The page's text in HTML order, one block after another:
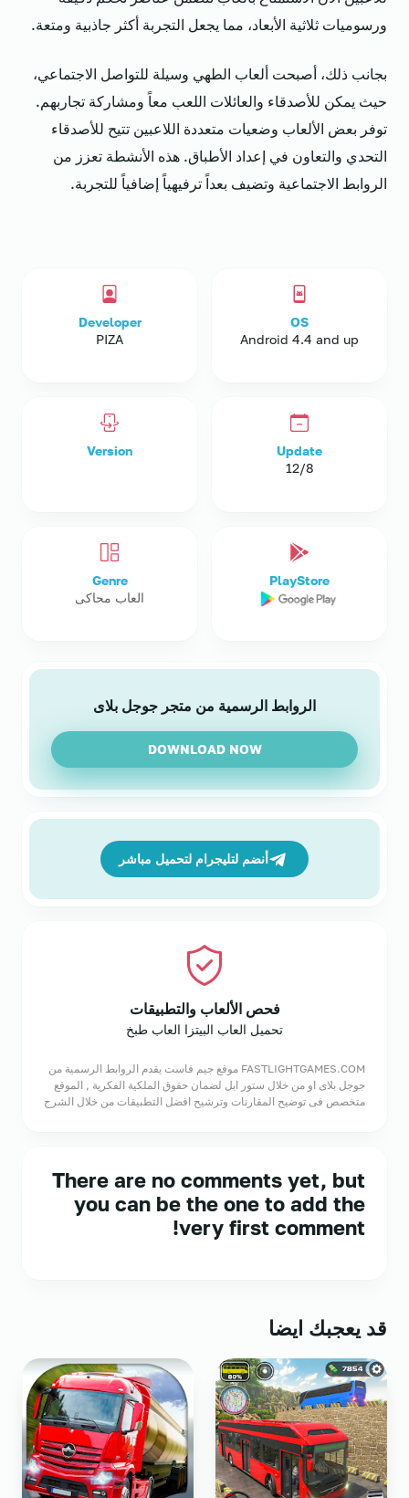
ورسوميات ثلاثية الأبعاد، مما يجعل التجربة أكثر جاذبية ومتعة.
بجانب ذلك، أصبحت ألعاب الطهي وسيلة للتواصل الاجتماعي،
حيث يمكن للأصدقاء والعائلات اللعب معاً ومشاركة تجاربهم.
توفر بعض الألعاب وضعيات متعددة اللاعبين تتيح للأصدقاء
التحدي والتعاون في إعداد الأطباق. هذه الأنشطة تعزز من
الروابط الاجتماعية وتضيف بعداً ترفيهياً إضافياً للتجربة.
Developer
PIZA
OS
Android 4.4 and up
Version
Update
12/8
Genre
العاب محاكى
PlayStore
الروابط الرسمية من متجر جوجل بلاى
DOWNLOAD NOW
أنضم لتليجرام لتحميل مباشر
فحص الألعاب والتطبيقات
تحميل العاب البيتزا العاب طبخ
FASTLIGHTGAMES.COM موقع جيم فاست يقدم الروابط الرسمية من
جوجل بلاى او من خلال ستور ابل لضمان حقوق الملكية الفكرية , الموقع
متخصص فى توضيح المقارنات وترشيح افضل التطبيقات من خلال الشرح
There are no comments yet, but
you can be the one to add the
very first comment!
قد يعجبك ايضا